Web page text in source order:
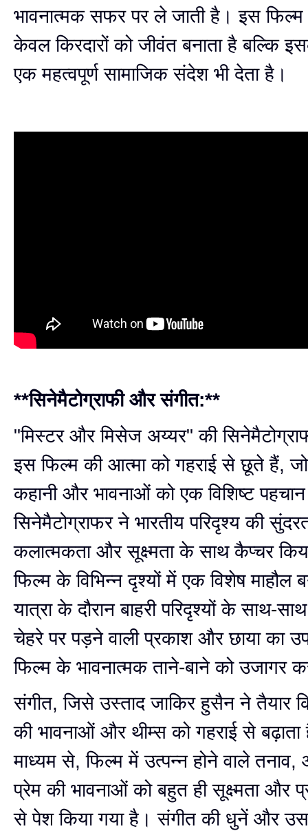
भावनात्मक सफर पर ले जाती है। इस
केवल किरदारों को जीवंत बनाता है बल्कि
एक महत्वपूर्ण सामाजिक संदेश भी देता है।
**सिनेमैटोग्राफी और संगीत:**
"मिस्टर और मिसेज अय्यर" की
इस फिल्म की आत्मा को गहराई से छूते हैं,
कहानी और भावनाओं को एक विशिष्ट
सिनेमैटोग्राफर ने भारतीय परिदृश्य की
कलात्मकता और सूक्ष्मता के साथ कैप्चर
फिल्म के विभिन्न दृश्यों में एक विशेष माहौल
यात्रा के दौरान बाहरी परिदृश्यों के साथ-
चेहरे पर पड़ने वाली प्रकाश और छाया का
फिल्म के भावनात्मक ताने-बाने को उजागर
संगीत, जिसे उस्ताद जाकिर हुसैन ने तैयार
की भावनाओं और थीम्स को गहराई से
माध्यम से, फिल्म में उत्पन्न होने वाले
प्रेम की भावनाओं को बहुत ही सूक्ष्मता और
से पेश किया गया है। संगीत की धुनें और